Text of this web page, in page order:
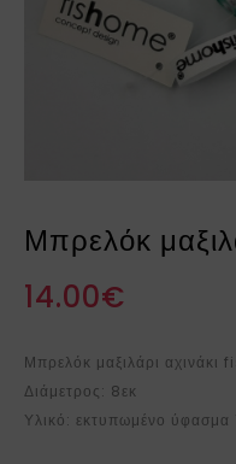
Μπρελόκ
14.00€
Μπρελόκ μαξιλάρι αχινάκι
Διάμετρος: 8εκ
Υλικό: εκτυπωμένο ύφασμα